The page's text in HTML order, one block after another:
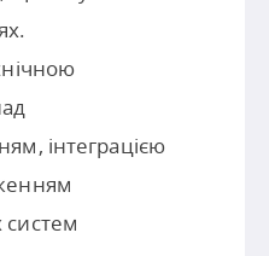
інтеграцією